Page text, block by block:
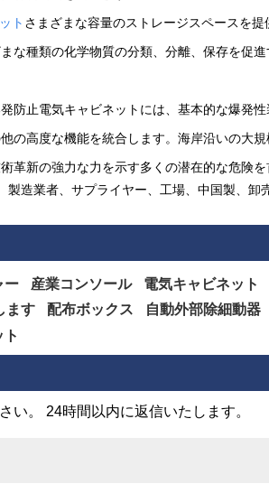
ト さまざまな容量のストレージスペースを
な種類の化学物質の分類、分離、保存を促
防止電気キャビネットには、基本的な爆発
の高度な機能を統合します。海岸沿いの大
革新の強力な力を示す多くの潜在的な危険を
造業者、サプライヤー、工場、中国製、卸
ー 産業コンソール 電気キャビネット
ます 配布ボックス 自動外部除細動器
い。 24時間以内に返信いたします。